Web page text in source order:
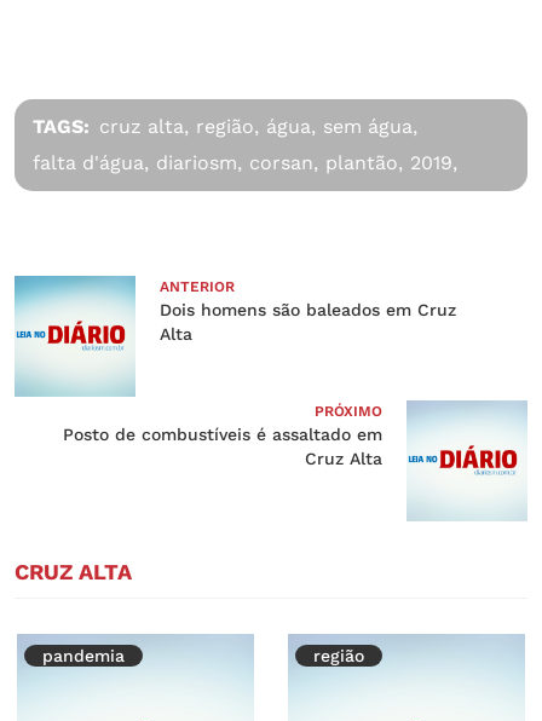
TAGS: cruz alta, região, água, sem água,
falta d'água, diariosm, corsan, plantão, 2019,
ANTERIOR
Dois homens são baleados em Cruz
Alta
PRÓXIMO
Posto de combustíveis é assaltado em
Cruz Alta
CRUZ ALTA
pandemia região